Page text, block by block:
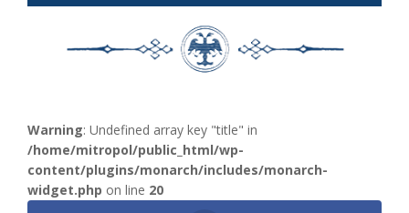
Warning: Undefined array key "title" in
/home/mitropol/public_html/wp-
content/plugins/monarch/includes/monarch-
widget.php on line 20